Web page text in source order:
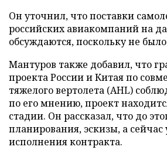
Он уточнил, что поставки
российских авиакомпаний на
обсуждаются, поскольку не
Мантуров также добавил, что
проекта России и Китая по
тяжелого вертолета (AHL)
по его мнению, проект
стадии. Он рассказал, что до
планирования, эскизы, а сейчас
исполнения контракта.